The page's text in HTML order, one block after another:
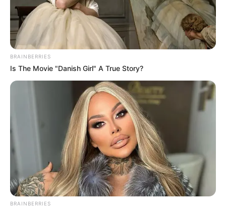
és azt írta, hogy a frissen hivatalba lépett
miniszterelnök szerinte „szamárságokat beszél”.
„A frissen hivatalba lépett miniszterelnök
szamárságokat beszél.
[ ]A leköszönt nemzeti kormány az országot nem
kifosztotta, hanem felemelte.Az állami vagyont
megduplázta, a devizatartalékot történelmi csúcsra
emelte, az ország aranytartalékját 36-szorosára
növelte.”
BRAINBERRIES
Is The Movie "Danish Girl" A True Story?
BRAINBERRIES